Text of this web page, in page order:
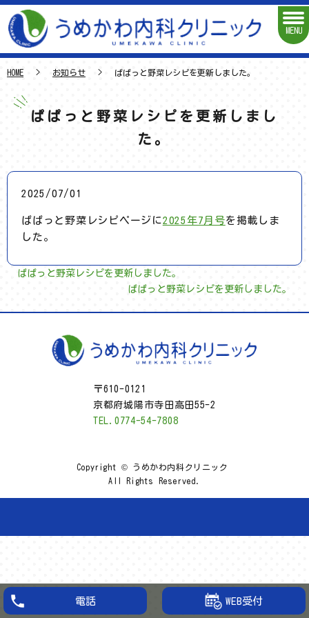
MENU
HOME お知らせ ぱぱっと野菜レシピを更新しました。
ぱぱっと野菜レシピを更新しまし
た。
2025/07/01
ぱぱっと野菜レシピページに 2025年7月号を掲載しま
した。
ぱぱっと野菜レシピを更新しました。
ぱぱっと野菜レシピを更新しました。
WEB受付
〒610-0121
京都府城陽市寺田高田55-2
TEL.0774-54-7808
Copyright © うめかわ内科クリニック
All Rights Reserved.